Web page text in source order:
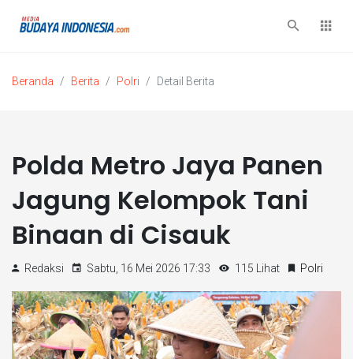
Beranda Berita Polri Detail Berita
Polda Metro Jaya Panen
Jagung Kelompok Tani
Binaan di Cisauk
Redaksi Sabtu, 16 Mei 2026 17:33 115 Lihat Polri